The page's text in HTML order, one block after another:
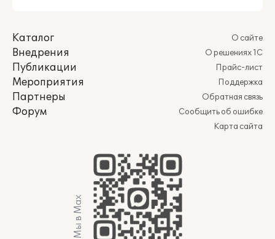
Каталог
Внедрения
Публикации
Мероприятия
Партнеры
Форум
О сайте
О решениях 1С
Прайс-лист
Поддержка
Обратная связь
Сообщить об ошибке
Карта сайта
Мы в Max